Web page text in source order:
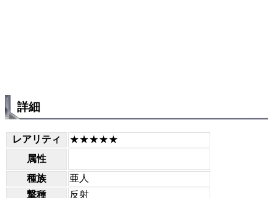
詳細
レアリティ
★★★★★
属性
種族
亜人
撃種
反射